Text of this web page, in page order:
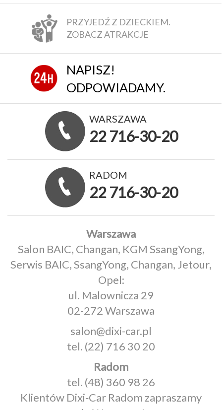
PRZYJEDŹ Z DZIECKIEM.
ZOBACZ ATRAKCJE
NAPISZ!
ODPOWIADAMY.
WARSZAWA
22 716-30-20
RADOM
22 716-30-20
Warszawa
Salon BAIC, Changan, KGM SsangYong,
Serwis BAIC, SsangYong, Changan, Jetour,
Opel:
ul. Malownicza 29
02-272 Warszawa
salon@dixi-car.pl
tel. (22) 716 30 20
Radom
tel. (48) 360 98 26
Klientów Dixi‑Car Radom zapraszamy